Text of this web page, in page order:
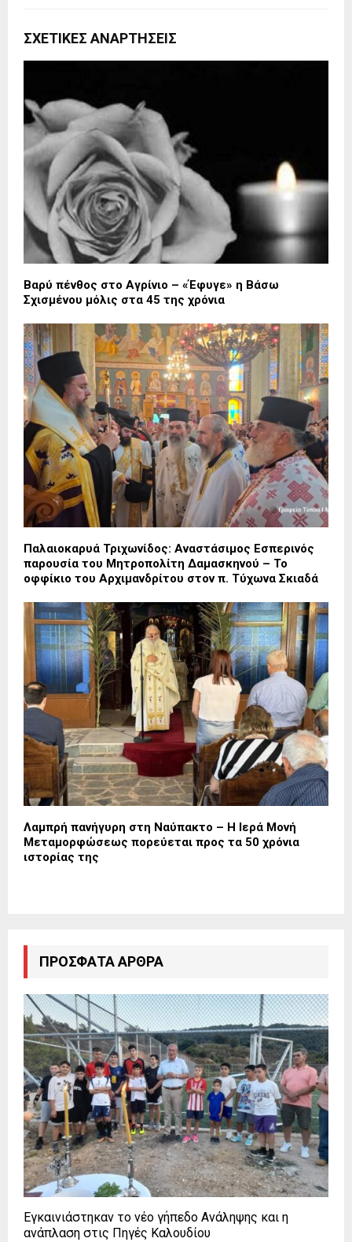
ΣΧΕΤΙΚΈΣ ΑΝΑΡΤΉΣΕΙΣ
Βαρύ πένθος στο Αγρίνιο – «Έφυγε» η Βάσω
Σχισμένου μόλις στα 45 της χρόνια
Παλαιοκαρυά Τριχωνίδος: Αναστάσιμος Εσπερινός
παρουσία του Μητροπολίτη Δαμασκηνού – Το
οφφίκιο του Αρχιμανδρίτου στον π. Τύχωνα Σκιαδά
Λαμπρή πανήγυρη στη Ναύπακτο – Η Ιερά Μονή
Μεταμορφώσεως πορεύεται προς τα 50 χρόνια
ιστορίας της
ΠΡΌΣΦΑΤΑ ΆΡΘΡΑ
Εγκαινιάστηκαν το νέο γήπεδο Ανάληψης και η
ανάπλαση στις Πηγές Καλουδίου